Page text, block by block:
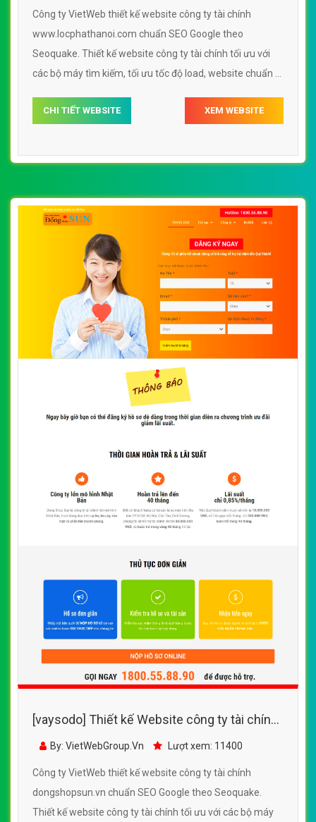
Công ty VietWeb thiết kế website công ty tài chính
www.locphathanoi.com chuẩn SEO Google theo
Seoquake. Thiết kế website công ty tài chính tối ưu với
các bộ máy tìm kiếm, tối ưu tốc độ load, website chuẩn UI
ty tài chính www.locphathanoi.com
CHI TIẾT WEBSITE XEM WEBSITE
[vaysodo] Thiết kế Website công ty tài chính
- dongshopsun.vn - VietWebGroup.Vn
By: VietWebGroup.Vn Lượt xem: 11400
Công ty VietWeb thiết kế website công ty tài chính
dongshopsun.vn chuẩn SEO Google theo Seoquake.
Thiết kế website công ty tài chính tối ưu với các bộ máy